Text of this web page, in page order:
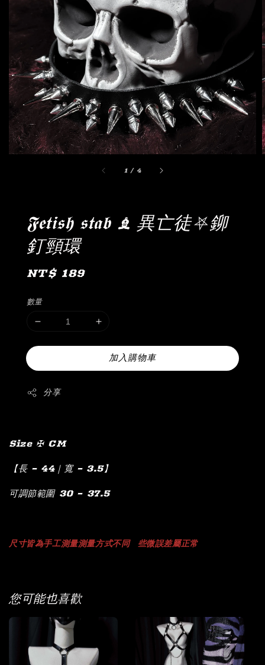
1 / 4
𝕱𝖊𝖙𝖎𝖘𝖍 𝖘𝖙𝖆𝖇 ♝ 異亡徒⛧鉚
釘頸環
Regular
NT$ 189
數量
加入購物車
分享
Size ✠ CM
【長 – 44｜寬 – 3.5】
可調節範圍 30 – 37.5
尺寸皆為手工測量測量方式不同 些微誤差屬正常
您可能也喜歡